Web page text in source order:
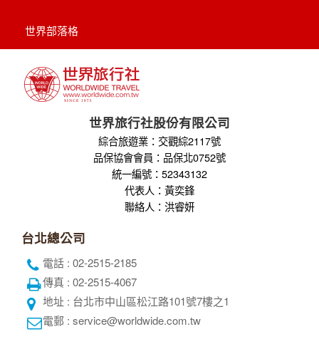
世界部落格
世界旅行社股份有限公司
綜合旅遊業：交觀綜2117號
品保協會會員：品保北0752號
統一編號：52343132
代表人：黃奕鋒
聯絡人：洪睿妍
台北總公司
電話 : 02-2515-2185
傳真 : 02-2515-4067
地址 : 台北市中山區松江路101號7樓之1
電郵 : service@worldwide.com.tw